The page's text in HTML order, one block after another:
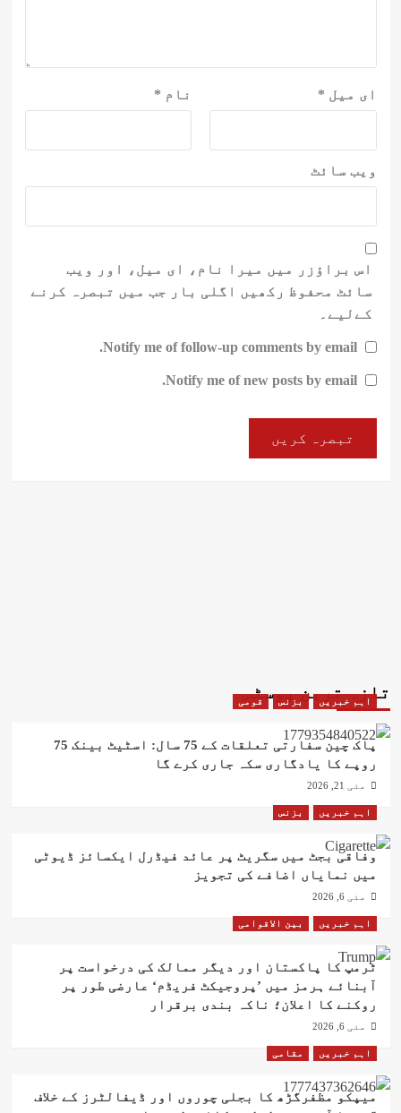
نام * ای میل *
ویب‌ سائٹ
اس براؤزر میں میرا نام، ای میل، اور ویب
سائٹ محفوظ رکھیں اگلی بار جب میں تبصرہ کرنے
کےلیے۔
Notify me of follow-up comments by email.
Notify me of new posts by email.
تازہ ترین پوسٹس
اہم خبریں بزنس قومی
پاک چین سفارتی تعلقات کے 75 سال: اسٹیٹ بینک 75
روپے کا یادگاری سکہ جاری کرے گا
مئی 21, 2026
اہم خبریں بزنس
وفاقی بجٹ میں سگریٹ پر عائد فیڈرل ایکسائز ڈیوٹی
میں نمایاں اضافے کی تجویز
مئی 6, 2026
اہم خبریں بین الاقوامی
ٹرمپ کا پاکستان اور دیگر ممالک کی درخواست پر
آبنائے ہرمز میں ’پروجیکٹ فریڈم‘ عارضی طور پر
روکنے کا اعلان؛ ناکہ بندی برقرار
مئی 6, 2026
اہم خبریں مقامی
میپکو مظفرگڑھ کا بجلی چوروں اور ڈیفالٹرز کے خلاف